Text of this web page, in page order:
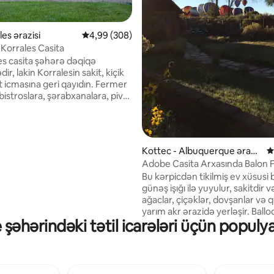
151 rəy
ərazisi Ortalama reytinq 4,99/5, 308 rəy
4,99 (308)
Casita
casita şəhərə dəqiqə
lakin Korralesin sakit, kiçik
geri qayıdın. Fermer
şərabxanalara, pivə
Yoxdur.
Kottec - Albuquerque ərazis
iAdobe Casita Arxasında Balon
Heyvanları Yönümlü
Bu kərpicdən tikilmiş ev xüsusi
günəş işığı ilə yuyulur, sakitdir
ağaclar, çiçəklər, dovşanlar və
yarım akr ərazidə yerləşir.
ərazisinin dərhal arxasında,
cəmi bir neçə dəqiqə
tətil icarələri üçün